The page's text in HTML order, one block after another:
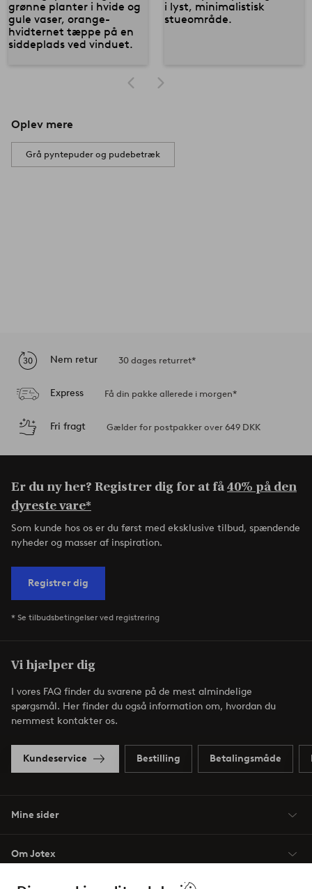
Oplev mere
Grå pyntepuder og pudebetræk
Nem retur 30 dages returret*
Express Få din pakke allerede i morgen*
Fri fragt Gælder for postpakker over 649 DKK
Er du ny her? Registrer dig for at få40% på den
dyreste vare*
Som kunde hos os er du først med eksklusive tilbud, spændende
nyheder og masser af inspiration.
Registrer dig
* Se tilbudsbetingelser ved registrering
Vi hjælper dig
I vores FAQ finder du svarene på de mest almindelige
spørgsmål. Her finder du også information om, hvordan du
nemmest kontakter os.
Kundeservice Bestilling Betalingsmåde
Mine sider
Om Jotex